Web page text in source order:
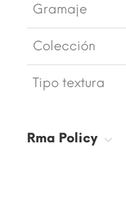
Gramaje
Colección
Tipo textura
Rma Policy